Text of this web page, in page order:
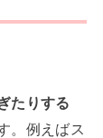
たりする
。例えばス